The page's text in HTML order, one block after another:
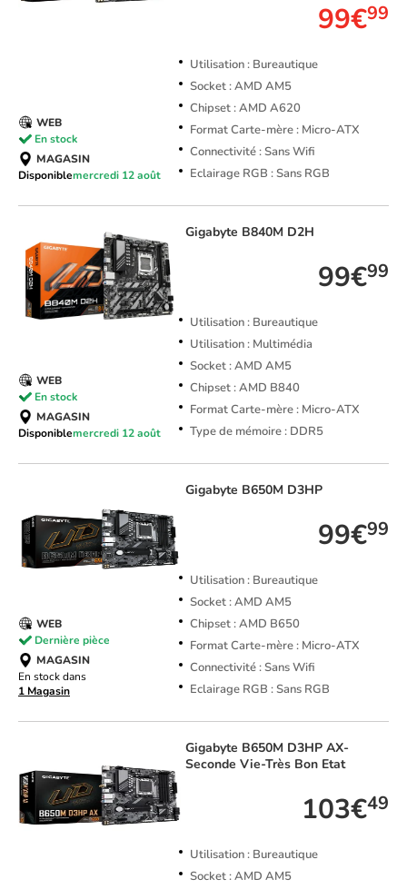
99€99
Utilisation : Bureautique
Socket : AMD AM5
Chipset : AMD A620
Format Carte-mère : Micro-ATX
Connectivité : Sans Wifi
Eclairage RGB : Sans RGB
WEB
En stock
MAGASIN
Disponiblemercredi 12 août
Gigabyte B840M D2H
99€99
Utilisation : Bureautique
Utilisation : Multimédia
Socket : AMD AM5
Chipset : AMD B840
Format Carte-mère : Micro-ATX
Type de mémoire : DDR5
WEB
En stock
MAGASIN
Disponiblemercredi 12 août
Gigabyte B650M D3HP
99€99
Utilisation : Bureautique
Socket : AMD AM5
Chipset : AMD B650
Format Carte-mère : Micro-ATX
Connectivité : Sans Wifi
Eclairage RGB : Sans RGB
WEB
Dernière pièce
MAGASIN
En stock dans
1 Magasin
Gigabyte B650M D3HP AX-
Seconde Vie-Très Bon Etat
103€49
Utilisation : Bureautique
Socket : AMD AM5